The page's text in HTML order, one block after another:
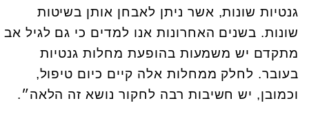
גנטיות שונות, אשר ניתן לאבחן אותן בשיטות
שונות. בשנים האחרונות אנו למדים כי גם לגיל אב
מתקדם יש משמעות בהופעת מחלות גנטיות
בעובר. לחלק ממחלות אלה קיים כיום טיפול,
וכמובן, יש חשיבות רבה לחקור נושא זה הלאה״.